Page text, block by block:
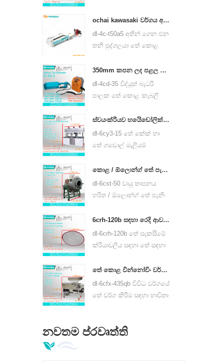
යොදා ගනී.
ochai kawasaki වර්ගය අතින් ගෙන එන එක් මිනිසෙකු තේ දළු නෙලීම අස්වනු නෙලීම යන්ත්ර 4c-t50a5
dl-4c-t50a5 අතින් ගෙන එන
තනි පුද්ගලයා තේ කොළ
450mm, 500mm, 600mm,
huasheng 1e34f බ්ලොනින්
එන්ජිම භාවිතා කරන්න.
350mm කපන ලද පළල විදුලි බැටරි යාන්ත්රික තේ කොළ තේ දලු නෙලන යන්ත්ර 4cd-35
dl-4cd-35 විද්යුත් බැටරි
පාලක තේ කොළ කැබලි
350mm, බැටරි ලිතියම් බැටරි
හෝ ඊයම් අම්ල බැටරිය
භාවිතා කරයි.
ස්වයංක්රීයව හයිෙඩෝලික් අළුත් ෙත් කේක් ෙටොප් ගඩොල් මුදණ යන්ත 6s3-15
dl-6cy3-15 තේ කේක් හා
තේ ගඩොල් මැලියම්
පොර් තේ තේ කේක් හා
අනෙකුත් තේ කේක් හා තේ
ගඩොල් යනාදිය භාවිත කළ
කොළ / ඕලොන්ග් තේ පැන්ජින් යන්ත්රය තේ කොළ පන්ර්නර් උපකරණ 6cst-50
dl-6cst-50 වායු තාපනය
හරිත / ඕලොන්ග් තේ පැනිං
භාවිතා කළ හැකිය,
අභ්යන්තරයේ විෂ්කම්භය
50cm, වැඩිම උෂ්ණත්වය
පැයට කිලෝ 25 ක තේ
6crh-120b සඳහා රෙදි ආවරණ සමග තේ කොළ මෘදු උණ බූම්බයක්
dl-6crh-120b තේ සැකසීමේ
ක්රියාවලිය සඳහා තේ සඳහා
සඳහා ප්රධාන වශයෙන්
යොදා ගන්නා රෙදි කඩ සහිත
බම්බු වැනි මෘදු බෑගයක්.
තේ කොළ වින්නෝවිං වර්ග කිරීමේ යන්ත්‍රය dl-6cfx-435qb
dl-6cfx-435qb විවිධ වර්ගයේ
තේ වර්ග කිරීම සඳහා භාවිතා
පිරිවිතරයන්ගෙන් යුත් තේ
නවතම ප්රවෘත්ති